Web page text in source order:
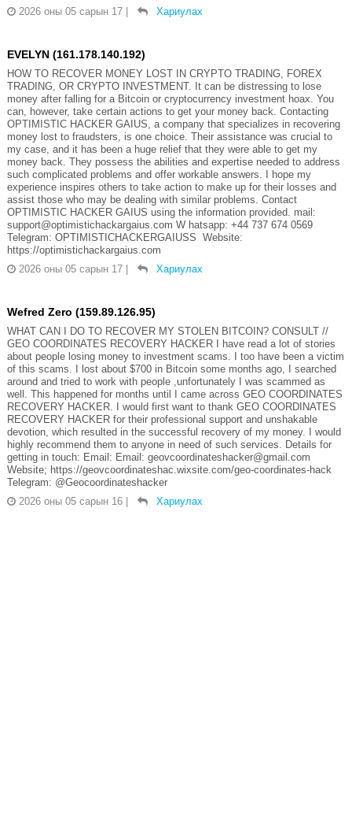
2026 оны 05 сарын 17
Хариулах
EVELYN (161.178.140.192)
HOW TO RECOVER MONEY LOST IN CRYPTO TRADING, FOREX
TRADING, OR CRYPTO INVESTMENT. It can be distressing to lose
money after falling for a Bitcoin or cryptocurrency investment hoax. You
can, however, take certain actions to get your money back. Contacting
OPTIMISTIC HACKER GAIUS, a company that specializes in recovering
money lost to fraudsters, is one choice. Their assistance was crucial to
my case, and it has been a huge relief that they were able to get my
money back. They possess the abilities and expertise needed to address
such complicated problems and offer workable answers. I hope my
experience inspires others to take action to make up for their losses and
assist those who may be dealing with similar problems. Contact
OPTIMISTIC HACKER GAIUS using the information provided. mail:
support@optimistichackargaius.com W hatsapp: +44 737 674 0569
Telegram: OPTIMISTICHACKERGAIUSS Website:
https://optimistichackargaius.com
2026 оны 05 сарын 17
Хариулах
Wefred Zero (159.89.126.95)
WHAT CAN I DO TO RECOVER MY STOLEN BITCOIN? CONSULT //
GEO COORDINATES RECOVERY HACKER I have read a lot of stories
about people losing money to investment scams. I too have been a victim
of this scams. I lost about $700 in Bitcoin some months ago, I searched
around and tried to work with people ,unfortunately I was scammed as
well. This happened for months until I came across GEO COORDINATES
RECOVERY HACKER. I would first want to thank GEO COORDINATES
RECOVERY HACKER for their professional support and unshakable
devotion, which resulted in the successful recovery of my money. I would
highly recommend them to anyone in need of such services. Details for
getting in touch: Email: Email: geovcoordinateshacker@gmail.com
Website; https://geovcoordinateshac.wixsite.com/geo-coordinates-hack
Telegram: @Geocoordinateshacker
2026 оны 05 сарын 16
Хариулах